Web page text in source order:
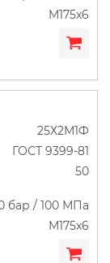
М175х6
25Х2М1Ф
ГОСТ 9399-81
50
бар / 100 МПа
М175х6